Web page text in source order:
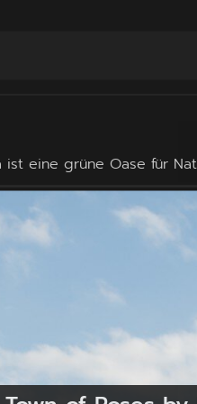
eine grüne Oase für